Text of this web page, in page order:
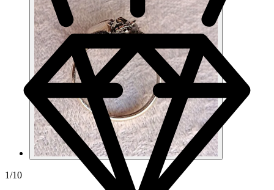
1/10